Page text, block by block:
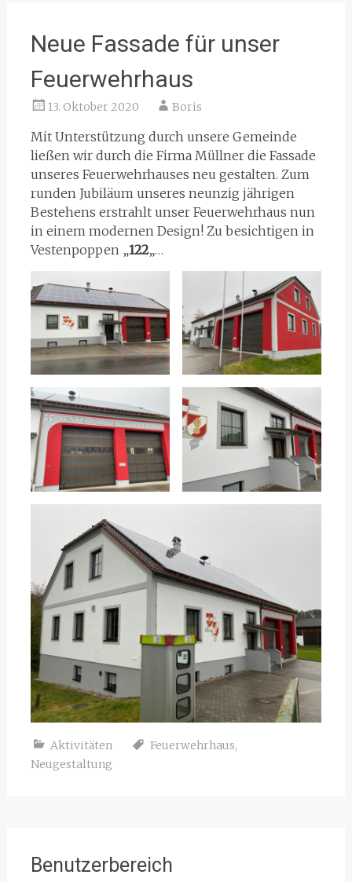
Neue Fassade für unser
Feuerwehrhaus
13. Oktober 2020 Boris
Mit Unterstützung durch unsere Gemeinde
ließen wir durch die Firma Müllner die Fassade
unseres Feuerwehrhauses neu gestalten. Zum
runden Jubiläum unseres neunzig jährigen
Bestehens erstrahlt unser Feuerwehrhaus nun
in einem modernen Design! Zu besichtigen in
Vestenpoppen „122„…
Aktivitäten Feuerwehrhaus,
Neugestaltung
Benutzerbereich